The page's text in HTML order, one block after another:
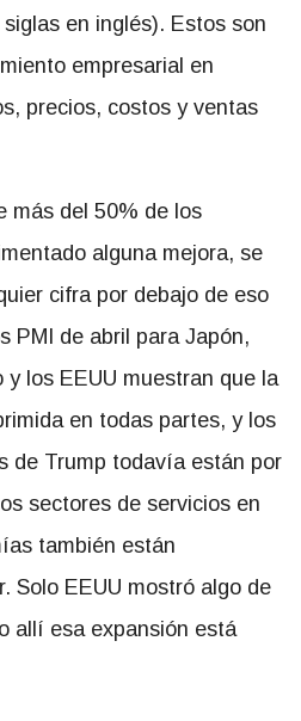
en inglés). Estos son
empresarial en
precios, costos y ventas
más del 50% de los
alguna mejora, se
cifra por debajo de eso
PMI de abril para Japón,
y los EEUU muestran que la
en todas partes, y los
de Trump todavía están por
sectores de servicios en
también están
Solo EEUU mostró algo de
allí esa expansión está